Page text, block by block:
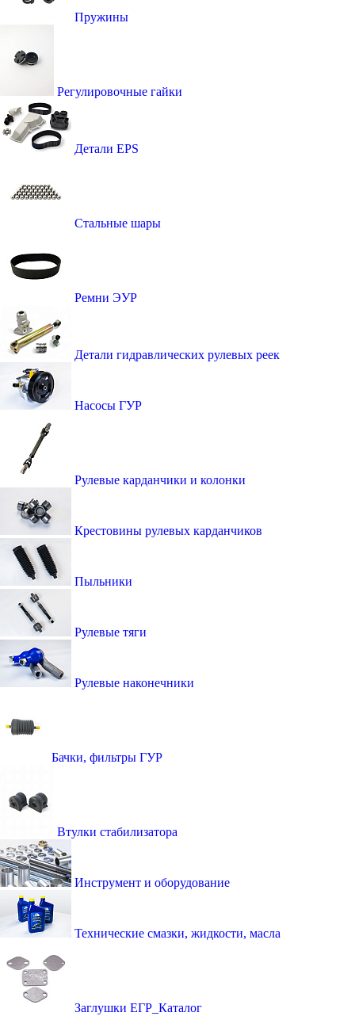
Пружины
Регулировочные гайки
Детали EPS
Стальные шары
Ремни ЭУР
Детали гидравлических рулевых реек
Насосы ГУР
Рулевые карданчики и колонки
Крестовины рулевых карданчиков
Пыльники
Рулевые тяги
Рулевые наконечники
Бачки, фильтры ГУР
Втулки стабилизатора
Инструмент и оборудование
Технические смазки, жидкости, масла
Заглушки ЕГР_Каталог